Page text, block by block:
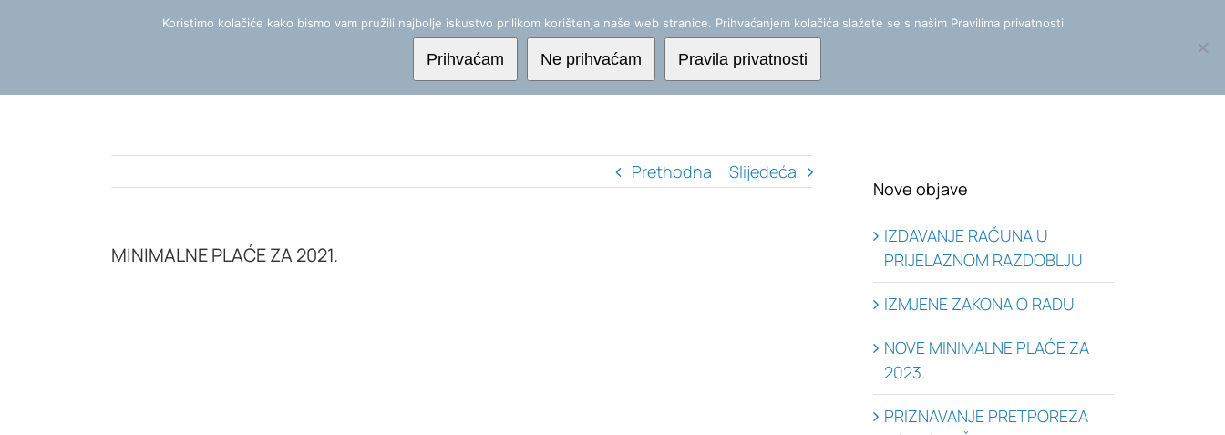
Početna Usluge Edukacija
Prethodna Slijedeća
MINIMALNE PLAĆE ZA 2021.
Nove objave
IZDAVANJE RAČUNA U
PRIJELAZNOM RAZDOBLJU
IZMJENE ZAKONA O RADU
NOVE MINIMALNE PLAĆE ZA
2023.
PRIZNAVANJE PRETPOREZA
Koristimo kolačiće kako bismo vam pružili najbolje iskustvo prilikom korištenja naše web stranice. Prihvaćanjem kolačića slažete se s našim Pravilima privatnosti
Prihvaćam Ne prihvaćam Pravila privatnosti